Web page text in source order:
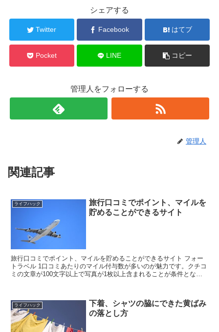
シェアする
Twitter Facebook はてブ
Pocket LINE コピー
管理人をフォローする
管理人
関連記事
ライフハック
旅行口コミでポイント、マイルを
貯めることができるサイト
旅行口コミでポイント、マイルを貯めることができるサイト フォー
トラベル 1口コミあたりのマイル付与数が多いのが魅力です。クチコ
ミの文章が100文字以上で写真が1枚以上含まれることが条件となっ
ライフハック
下着、シャツの脇にできた黄ばみ
の落とし方